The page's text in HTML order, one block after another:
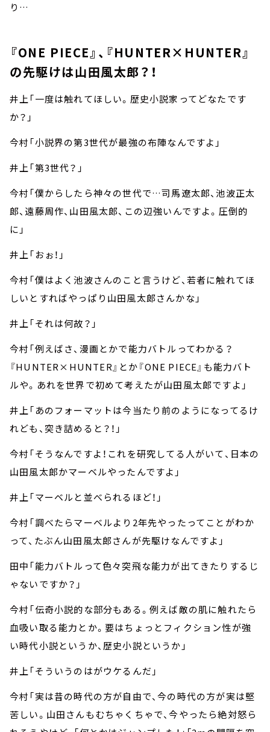
り…
『ONE PIECE』、『HUNTER×HUNTER』
の先駆けは山田風太郎？！
井上「一度は触れてほしい。歴史小説家ってどなたです
か？」
今村「小説界の第3世代が最強の布陣なんですよ」
井上「第3世代？」
今村「僕からしたら神々の世代で…司馬遼太郎、池波正太
郎、遠藤周作、山田風太郎、この辺強いんですよ。圧倒的
に」
井上「おぉ！」
今村「僕はよく池波さんのこと言うけど、若者に触れてほ
しいとすればやっぱり山田風太郎さんかな」
井上「それは何故？」
今村「例えばさ、漫画とかで能力バトルってわかる？
『HUNTER×HUNTER』とか『ONE PIECE』も能力バト
ルや。あれを世界で初めて考えたが山田風太郎ですよ」
井上「あのフォーマットは今当たり前のようになってるけ
れども、突き詰めると？！」
今村「そうなんですよ！これを研究してる人がいて、日本の
山田風太郎かマーベルやったんですよ」
井上「マーベルと並べられるほど！」
今村「調べたらマーベルより2年先やったってことがわか
って、たぶん山田風太郎さんが先駆けなんですよ」
田中「能力バトルって色々突飛な能力が出てきたりするじ
ゃないですか？」
今村「伝奇小説的な部分もある。例えば敵の肌に触れたら
血吸い取る能力とか。要はちょっとフィクション性が強
い時代小説というか、歴史小説というか」
井上「そういうのはがウケるんだ」
今村「実は昔の時代の方が自由で、今の時代の方が実は堅
苦しい。山田さんもむちゃくちゃで、今やったら絶対怒ら